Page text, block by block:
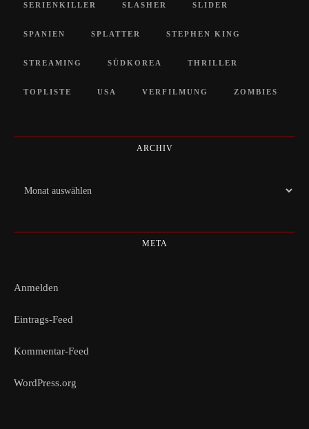
SERIENKILLER SLASHER SLIDER
SPANIEN SPLATTER STEPHEN KING
STREAMING SÜDKOREA THRILLER
TOPLISTE USA VERFILMUNG ZOMBIES
ARCHIV
Archiv
META
Anmelden
Eintrags-Feed
Kommentar-Feed
WordPress.org